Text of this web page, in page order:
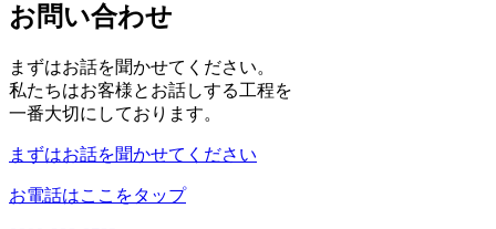
お問い合わせ
まずはお話を聞かせてください。
私たちはお客様とお話しする工程を
一番大切にしております。
まずはお話を聞かせてください
お電話はここをタップ